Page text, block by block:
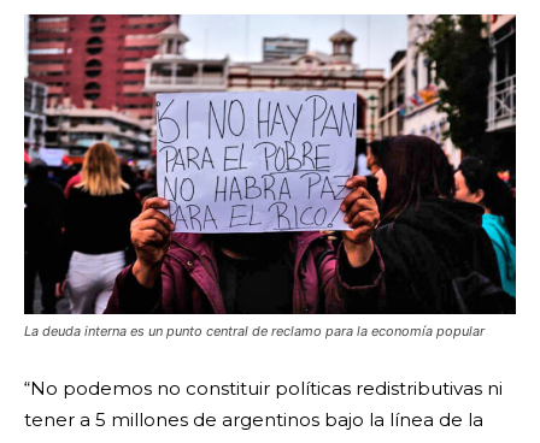
La deuda interna es un punto central de reclamo para la economía popular
“No podemos no constituir políticas redistributivas ni
tener a 5 millones de argentinos bajo la línea de la